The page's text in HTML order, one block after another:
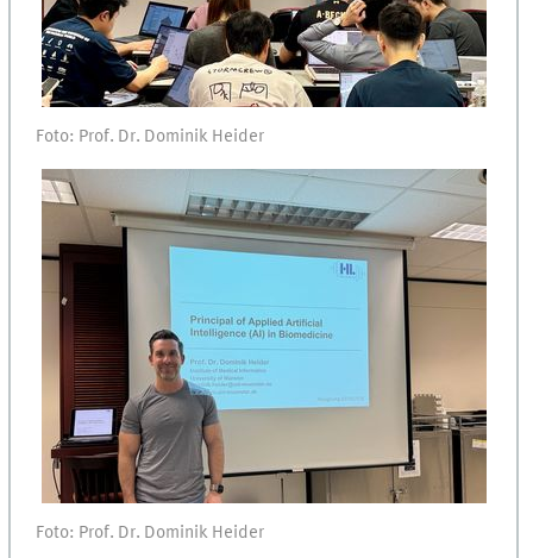
Foto: Prof. Dr. Dominik Heider
Foto: Prof. Dr. Dominik Heider